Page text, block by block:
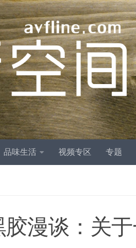
品味生活 视频专区 专题
漫谈：关